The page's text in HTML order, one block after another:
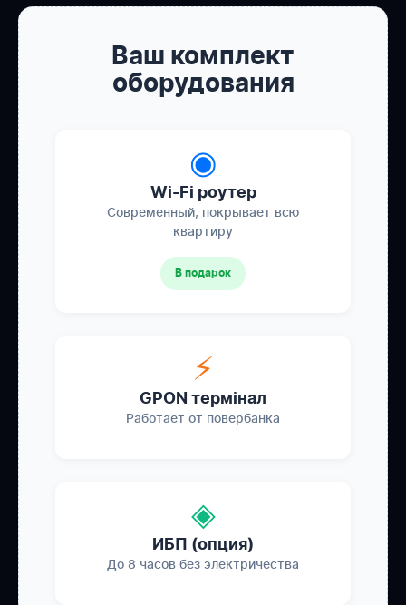
Ваш комплект
оборудования
◉
Wi-Fi роутер
Современный, покрывает всю
квартиру
В подарок
⚡
GPON термінал
Работает от повербанка
◈
ИБП (опция)
До 8 часов без электричества